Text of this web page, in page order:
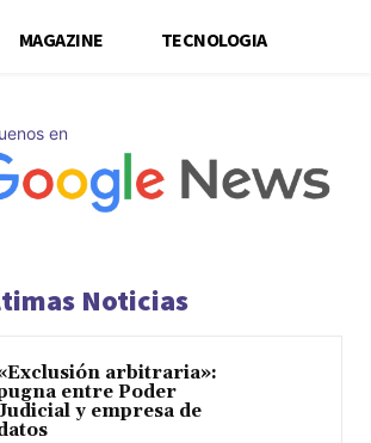
MAGAZINE TECNOLOGIA
en
Noticias
arbitraria»:
entre Poder
y empresa de